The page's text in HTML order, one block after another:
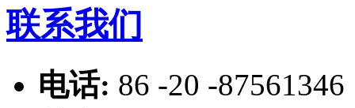
联系我们
电话: 86 -20 -87561346